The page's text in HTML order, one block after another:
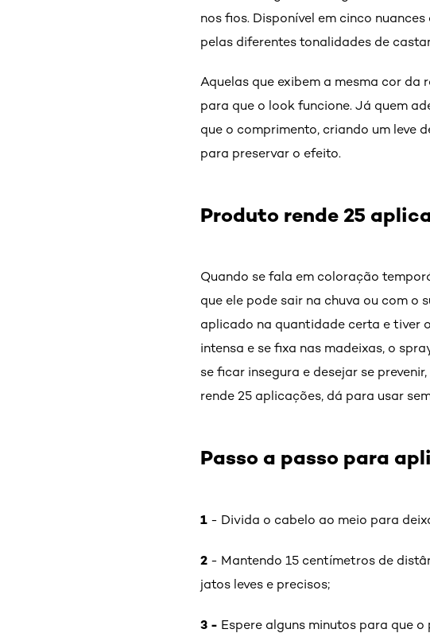
nos fios. Disponível em cinco
pelas diferentes tonalidades de
Aquelas que exibem a mesma cor
para que o look funcione. Já quem
que o comprimento, criando um leve
para preservar o efeito.
Produto rende 25
Quando se fala em coloração
que ele pode sair na chuva ou com o
aplicado na quantidade certa e tiver
intensa e se fixa nas madeixas, o
se ficar insegura e desejar se
rende 25 aplicações, dá para usar
Passo a passo para
1 - Divida o cabelo ao meio para
2 - Mantendo 15 centímetros de
jatos leves e precisos;
3 - Espere alguns minutos para que